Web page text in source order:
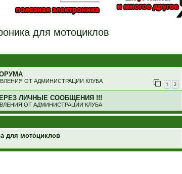
для мотоциклов
ОТ АДМИНИСТРАЦИИ КЛУБА 1 2
ЛИЧНЫЕ СООБЩЕНИЯ !!!
ОТ АДМИНИСТРАЦИИ КЛУБА
для мотоциклов